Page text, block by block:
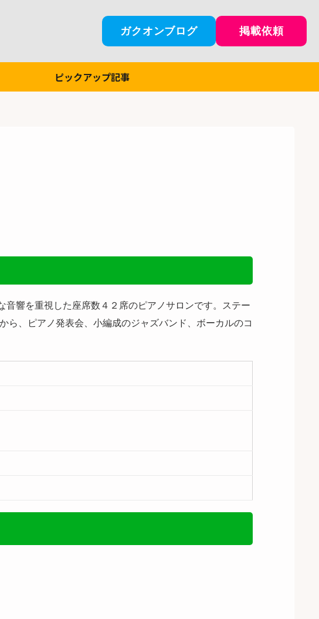
ガクオンブログ 掲載依頼
ピックアップ記事
響を重視した座席数４２席のピアノサロンです。ステー
ら、ピアノ発表会、小編成のジャズバンド、ボーカルのコ